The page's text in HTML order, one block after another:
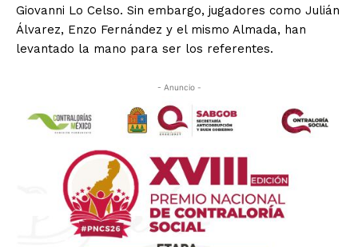
Giovanni Lo Celso. Sin embargo, jugadores como Julián
Álvarez, Enzo Fernández y el mismo Almada, han
levantado la mano para ser los referentes.
- Anuncio -